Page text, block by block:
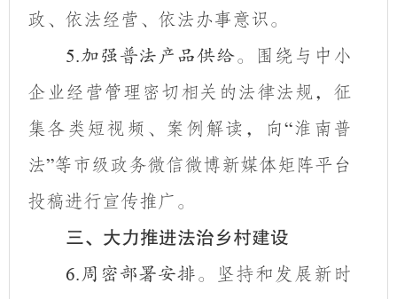
政、依法经营、依法办事意识。
5.加强普法产品供给。
围绕与中小
企业经营管理密切相关的法律法规，征
集各类短视频、案例解读，向“淮南普
法”等市级政务微信微博新媒体矩阵平台
投稿进行宣传推广。
三、大力推进法治乡村建设
6.周密部署安排。
坚持和发展新时